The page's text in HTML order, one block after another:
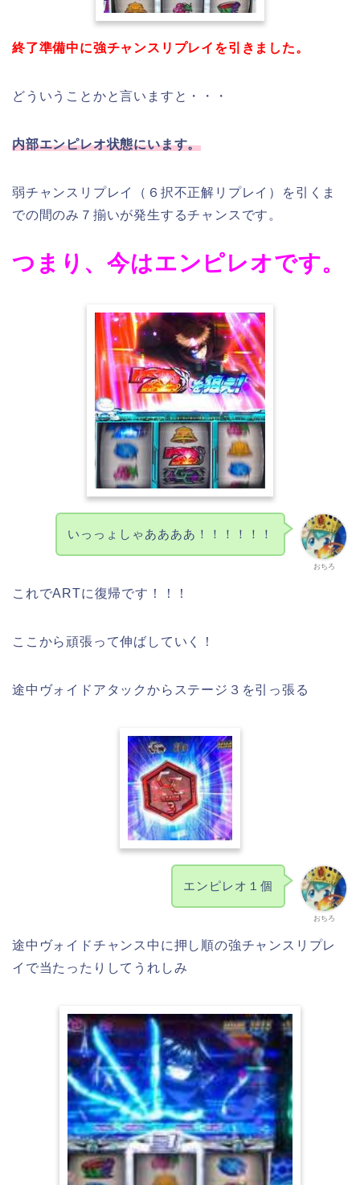
終了準備中に強チャンスリプレイを引きました。
どういうことかと言いますと・・・
内部エンピレオ状態にいます。
弱チャンスリプレイ（６択不正解リプレイ）を引くま
での間のみ７揃いが発生するチャンスです。
つまり、今はエンピレオです。
おちろ
いっっょしゃああああ！！！！！！
これでARTに復帰です！！！
ここから頑張って伸ばしていく！
途中ヴォイドアタックからステージ３を引っ張る
おちろ
エンピレオ１個
途中ヴォイドチャンス中に押し順の強チャンスリプレ
イで当たったりしてうれしみ